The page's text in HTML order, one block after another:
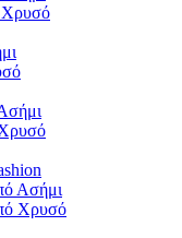
Χρυσό
Χρυσό
Ασήμι
Χρυσό